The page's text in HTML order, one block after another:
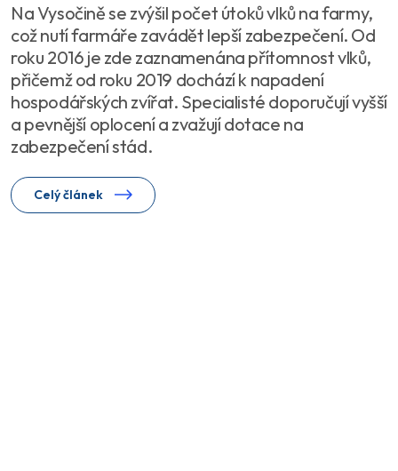
Na Vysočině se zvýšil počet útoků vlků na farmy,
což nutí farmáře zavádět lepší zabezpečení. Od
roku 2016 je zde zaznamenána přítomnost vlků,
přičemž od roku 2019 dochází k napadení
hospodářských zvířat. Specialisté doporučují vyšší
a pevnější oplocení a zvažují dotace na
zabezpečení stád.
Celý článek